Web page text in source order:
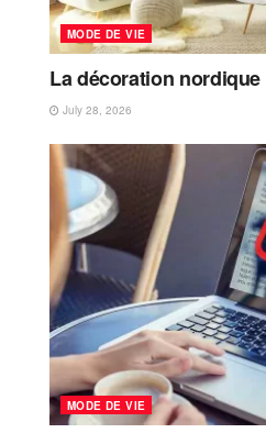
MODE DE VIE
La décoration
July 28, 2026
MODE DE VIE